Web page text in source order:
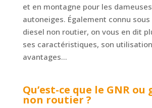
et en montagne pour les
autoneiges. Également connu
diesel non routier, on vous en dit
ses caractéristiques, son
avantages…
Qu’est-ce que le GNR ou
non routier ?